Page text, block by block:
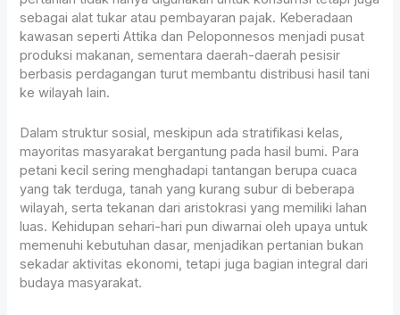
sebagai alat tukar atau pembayaran pajak. Keberadaan
kawasan seperti Attika dan Peloponnesos menjadi pusat
produksi makanan, sementara daerah-daerah pesisir
berbasis perdagangan turut membantu distribusi hasil tani
ke wilayah lain.
Dalam struktur sosial, meskipun ada stratifikasi kelas,
mayoritas masyarakat bergantung pada hasil bumi. Para
petani kecil sering menghadapi tantangan berupa cuaca
yang tak terduga, tanah yang kurang subur di beberapa
wilayah, serta tekanan dari aristokrasi yang memiliki lahan
luas. Kehidupan sehari-hari pun diwarnai oleh upaya untuk
memenuhi kebutuhan dasar, menjadikan pertanian bukan
sekadar aktivitas ekonomi, tetapi juga bagian integral dari
budaya masyarakat.